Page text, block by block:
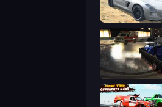
Derby Crash 2